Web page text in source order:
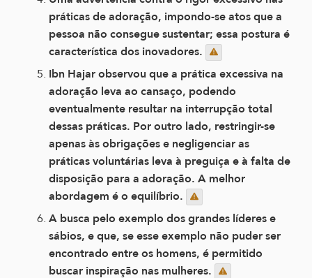
práticas de adoração, impondo-se atos que a
pessoa não consegue sustentar; essa postura é
característica dos inovadores.
Ibn Hajar observou que a prática excessiva na
adoração leva ao cansaço, podendo
eventualmente resultar na interrupção total
dessas práticas. Por outro lado, restringir-se
apenas às obrigações e negligenciar as
práticas voluntárias leva à preguiça e à falta de
disposição para a adoração. A melhor
abordagem é o equilíbrio.
A busca pelo exemplo dos grandes líderes e
sábios, e que, se esse exemplo não puder ser
encontrado entre os homens, é permitido
buscar inspiração nas mulheres.